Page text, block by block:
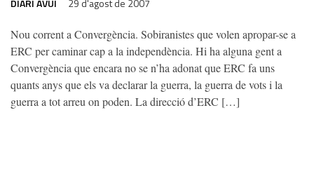
DIARI AVUI 29 d'agost de 2007
Nou corrent a Convergència. Sobiranistes que volen apropar-se a
ERC per caminar cap a la independència. Hi ha alguna gent a
Convergència que encara no se n’ha adonat que ERC fa uns
quants anys que els va declarar la guerra, la guerra de vots i la
guerra a tot arreu on poden. La direcció d’ERC […]